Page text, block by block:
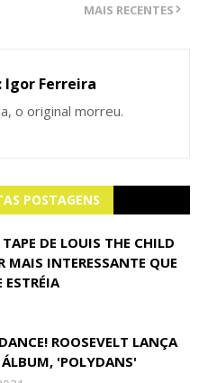
MAIS RECENTES
Igor Ferreira
o original morreu.
POSTAGENS
DE LOUIS THE CHILD
MAIS INTERESSANTE QUE
ESTRÉIA
ROOSEVELT LANÇA
ÁLBUM, 'POLYDANS'